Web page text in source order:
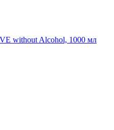
without Alcohol, 1000 мл